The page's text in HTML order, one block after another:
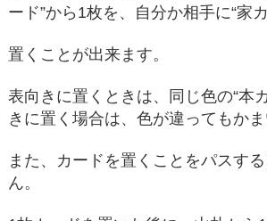
ード”から1枚を、自分か相手に“家
置くことが出来ます。
表向きに置くときは、同じ色の“本
きに置く場合は、色が違ってもかま
また、カードを置くことをパスす
ん。